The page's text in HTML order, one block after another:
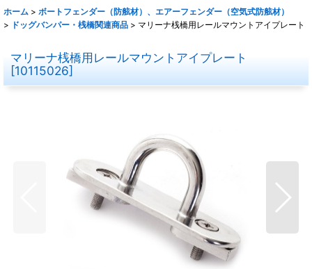
ホーム > ボートフェンダー（防舷材）、エアーフェンダー（空気式防舷材）
> ドッグバンパー・桟橋関連商品 > マリーナ桟橋用レールマウントアイプレート
マリーナ桟橋用レールマウントアイプレート
[10115026]